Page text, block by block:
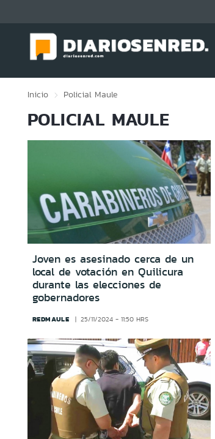
Inicio Policial Maule
POLICIAL MAULE
Joven es asesinado cerca de un
local de votación en Quilicura
durante las elecciones de
gobernadores
REDMAULE 25/11/2024 - 11:50 HRS